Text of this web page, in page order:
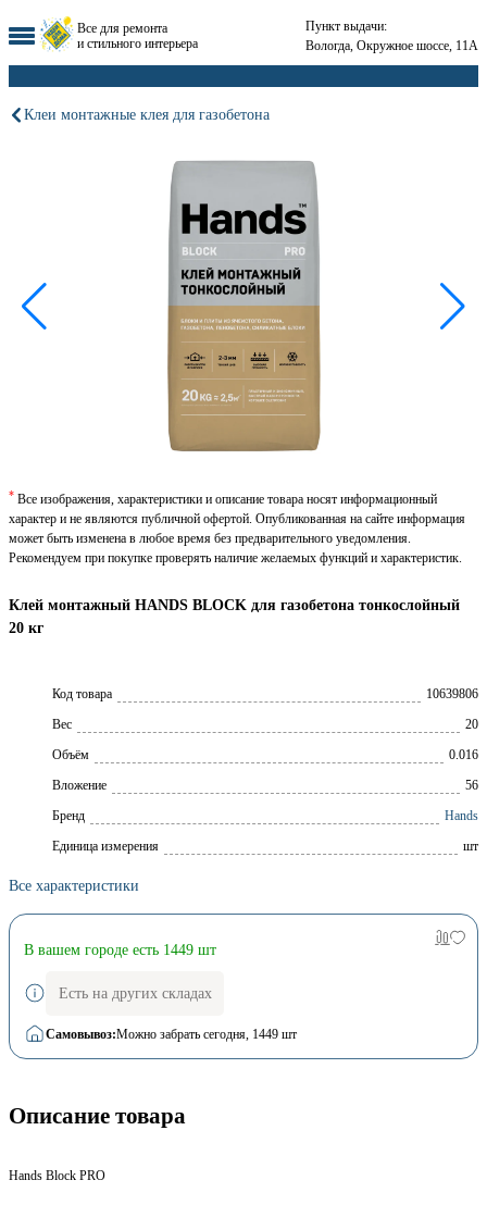
Все для ремонта
и стильного интерьера
Пункт выдачи:
Вологда, Окружное шоссе, 11А
Клеи монтажные клея для газобетона
Клей монтажный HANDS BLOCK для газобетона тонкослойный
20 кг
Код товара
10639806
Вес
20
Объём
0.016
Вложение
56
Брeнд
Hands
Единица измерения
шт
Все характеристики
* Все изображения, характеристики и описание товара носят информационный
характер и не являются публичной офертой. Опубликованная на сайте информация
может быть изменена в любое время без предварительного уведомления.
Рекомендуем при покупке проверять наличие желаемых функций и характеристик.
В вашем городе есть 1449 шт
Есть на других складах
Самовывоз:Можно забрать сегодня, 1449 шт
Описание товара
Hands Block PRO